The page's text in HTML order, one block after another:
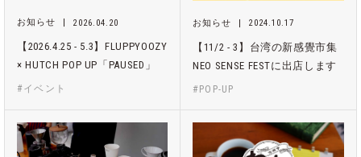
お知らせ 2026.04.20
【2026.4.25 - 5.3】FLUPPYOOZY
× HUTCH POP UP「PAUSED」
#イベント
お知らせ 2024.10.17
【11/2 - 3】台湾の新感覺市集
NEO SENSE FESTに出店します
#POP-UP